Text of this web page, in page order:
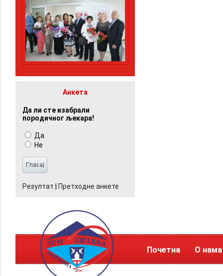
Анкета
Да ли сте изабрали
породичног љекара!
Да
Не
Резултат Претходне анкете
Почетна О нама